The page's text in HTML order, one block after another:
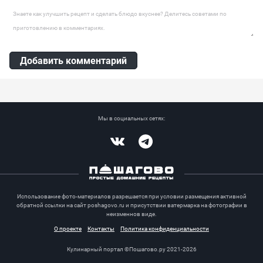
Оставить комментарий
Добавить комментарий
Мы в социальных сетях:
Использование фото-материалов разрешается при условии размещения активной
обратной ссылки на сайт poshagovo.ru и присутствии ватермарка на фотографии в
неизменнов виде.
О проекте
Контакты Политика конфиденциальности
Кулинарный портал ©Пошагово.ру 2021-2026